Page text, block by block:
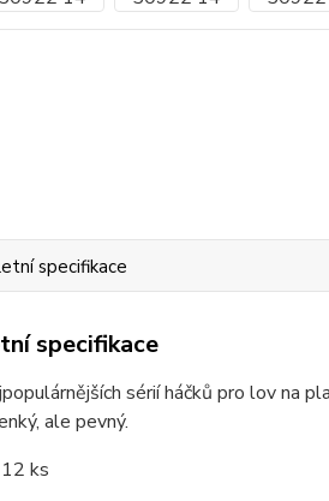
specifikace
specifikace
sérií háčků pro lov na
ale pevný.
ks